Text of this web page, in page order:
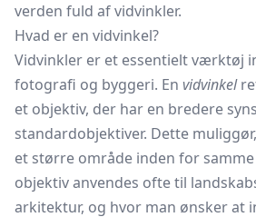
verden fuld af vidvinkler.
Hvad er en vidvinkel?
Vidvinkler er et essentielt værktøj
fotografi og byggeri. En vidvinkel
et objektiv, der har en bredere
standardobjektiver. Dette
et større område inden for
objektiv anvendes ofte til
arkitektur, og hvor man ønsker at